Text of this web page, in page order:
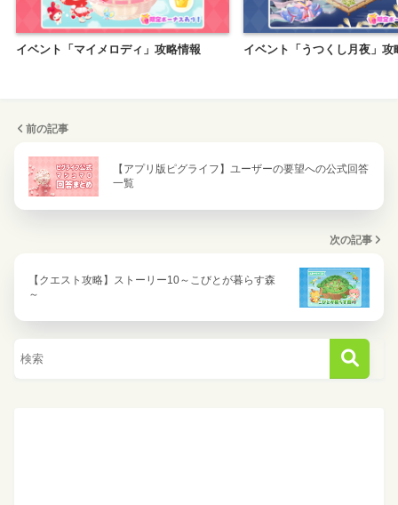
イベント「マイメロディ」攻略情報 イベント「うつくし月夜」攻
前の記事
【アプリ版ピグライフ】ユーザーの要望への公式回答
一覧
次の記事
【クエスト攻略】ストーリー10～こびとが暮らす森
～